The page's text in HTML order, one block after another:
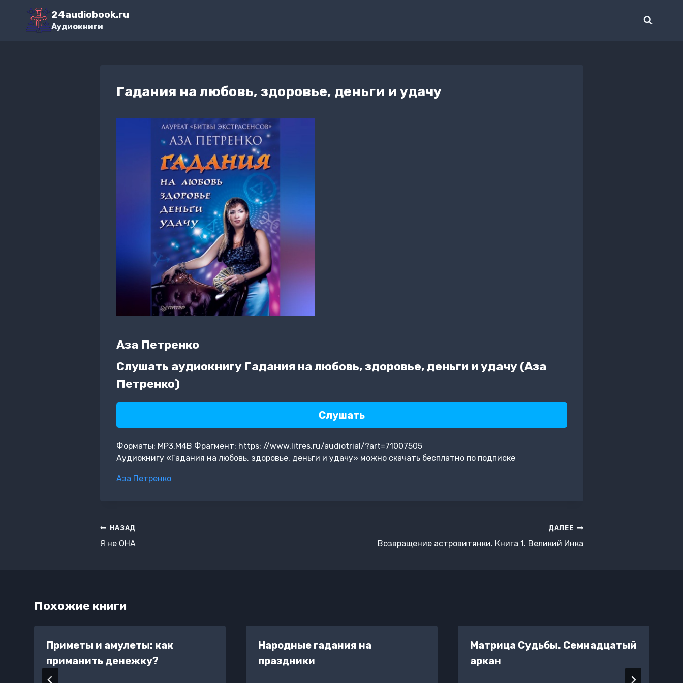
Перейти
содержимому
24audiobook.ru
Аудиокниги
Гадания на любовь, здоровье, деньги и удачу
Аза Петренко
Слушать аудиокнигу Гадания на любовь, здоровье, деньги и удачу (Аза
Петренко)
Слушать
Форматы: MP3,M4B Фрагмент: https: //www.litres.ru/audiotrial/?art=71007505
Аудиокнигу «Гадания на любовь, здоровье, деньги и удачу» можно скачать бесплатно по подписке
Метки
Аза Петренко
Навигация
по
НАЗАД
Я не ОНА
ДАЛЕЕ
Возвращение астровитянки. Книга 1. Великий Инка
Похожие книги
Приметы и амулеты: как
приманить денежку?
Народные гадания на
праздники
Матрица Судьбы. Семнадцатый
аркан